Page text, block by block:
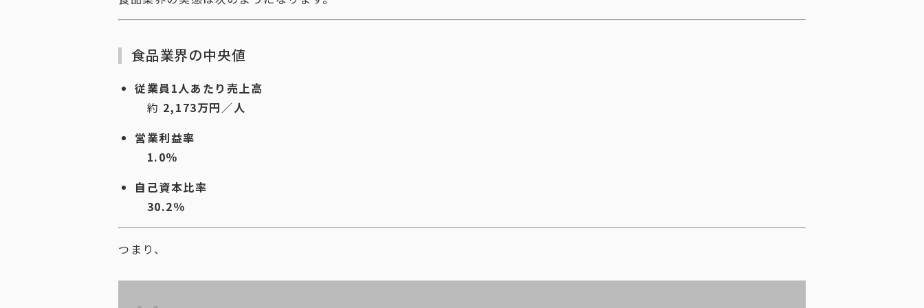
食品業界の中央値
従業員1人あたり売上高
約 2,173万円／人
営業利益率
1.0％
自己資本比率
30.2％
つまり、